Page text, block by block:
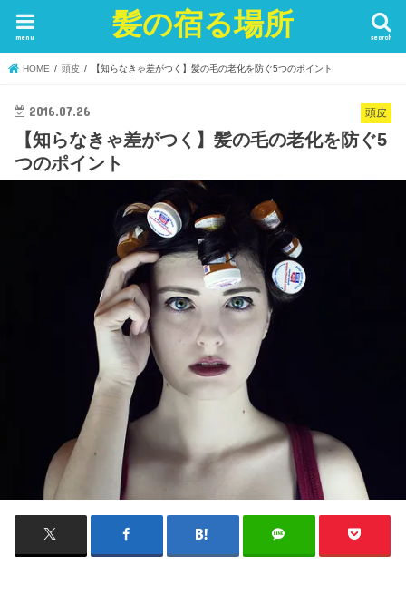
髪の宿る場所 search
menu
HOME 頭皮 【知らなきゃ差がつく】髪の毛の老化を防ぐ5つのポイント
頭皮
2016.07.26
【知らなきゃ差がつく】髪の毛の老化を防ぐ5
つのポイント